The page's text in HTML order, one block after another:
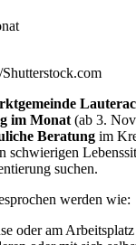
im Monat (ab 3.
Beratung im
schwierigen
suchen.
werden wie:
oder am Arbeitsplatz